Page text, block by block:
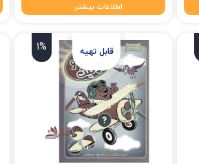
اطلاعات بیشتر
1%